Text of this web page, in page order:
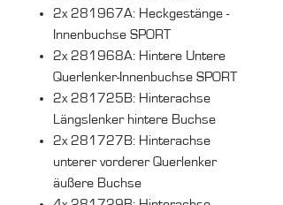
2x 281967A: Heckgestänge -
Innenbuchse SPORT
2x 281968A: Hintere Untere
Querlenker-Innenbuchse SPORT
2x 281725B: Hinterachse
Längslenker hintere Buchse
2x 281727B: Hinterachse
unterer vorderer Querlenker
äußere Buchse